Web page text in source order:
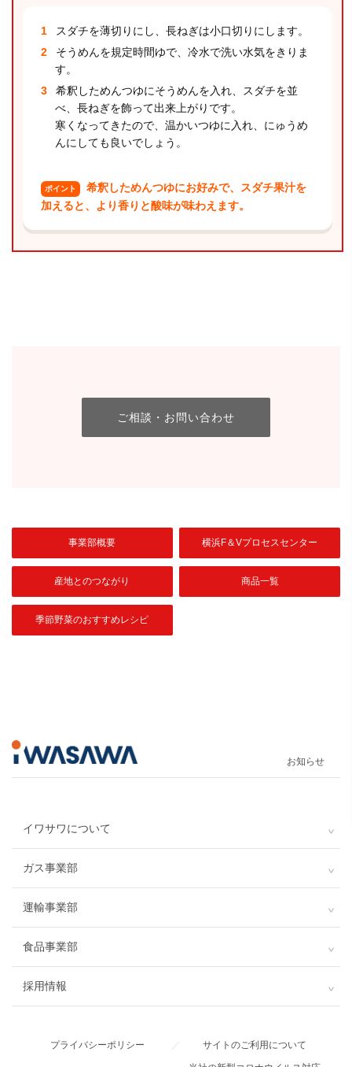
スダチを薄切りにし、長ねぎは小口切りにします。
そうめんを規定時間ゆで、冷水で洗い水気をきりま
す。
希釈しためんつゆにそうめんを入れ、スダチを並
べ、長ねぎを飾って出来上がりです。
寒くなってきたので、温かいつゆに入れ、にゅうめ
んにしても良いでしょう。
ポイント
希釈しためんつゆにお好みで、スダチ果汁を
加えると、より香りと酸味が味わえます。
ご相談・お問い合わせ
事業部概要 横浜F＆Vプロセスセンター
産地とのつながり 商品一覧
季節野菜のおすすめレシピ
お知らせ
イワサワについて
ガス事業部
運輸事業部
食品事業部
採用情報
プライバシーポリシー ／ サイトのご利用について